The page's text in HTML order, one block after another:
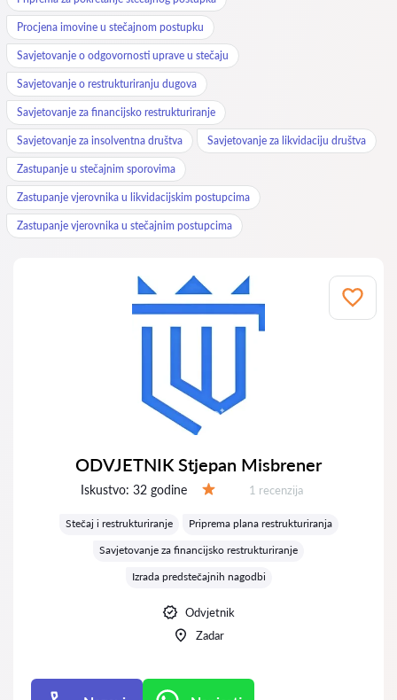
Procjena imovine u stečajnom postupku
Savjetovanje o odgovornosti uprave u stečaju
Savjetovanje o restrukturiranju dugova
Savjetovanje za financijsko restrukturiranje
Savjetovanje za insolventna društva Savjetovanje za likvidaciju društva
Zastupanje u stečajnim sporovima
Zastupanje vjerovnika u likvidacijskim postupcima
Zastupanje vjerovnika u stečajnim postupcima
ODVJETNIK Stjepan Misbrener
Iskustvo: 32 godine Recenzija:
1 recenzija
Stečaj i restrukturiranje
Priprema plana restrukturiranja
Savjetovanje za financijsko restrukturiranje
Izrada predstečajnih nagodbi
Odvjetnik
Zadar